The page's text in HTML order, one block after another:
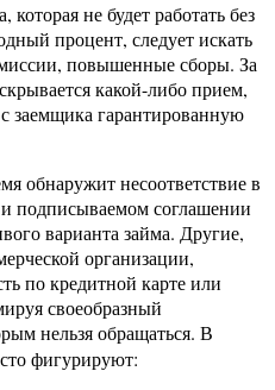
не будет работать без
процент, следует искать
повышенные сборы. За
какой-либо прием,
заемщика гарантированную
обнаружит несоответствие в
подписываемом соглашении
варианта займа. Другие,
организации,
по кредитной карте или
своеобразный
нельзя обращаться. В
фигурируют: